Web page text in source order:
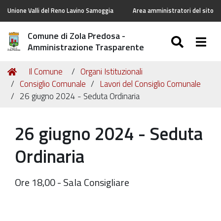
Unione Valli del Reno Lavino Samoggia Area amministratori del sito
Comune di Zola Predosa -
Amministrazione Trasparente
Tu
sei
qui:
Home
Il Comune
Organi Istituzionali
Consiglio Comunale
Lavori del Consiglio Comunale
26 giugno 2024 - Seduta Ordinaria
26 giugno 2024 - Seduta
Ordinaria
Ore 18,00 - Sala Consigliare